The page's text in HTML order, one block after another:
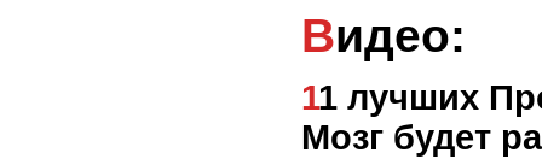
Видео:
11 лучших Продуктов для Мозга и Памяти!
Мозг будет